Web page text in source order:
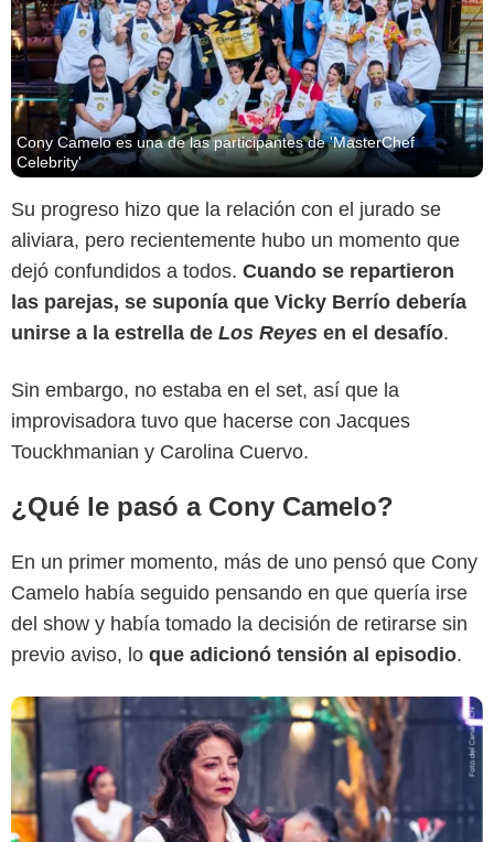
Cony Camelo es una de las participantes de 'MasterChef
Celebrity'
Su progreso hizo que la relación con el jurado se
aliviara, pero recientemente hubo un momento que
dejó confundidos a todos. Cuando se repartieron
las parejas, se suponía que Vicky Berrío debería
unirse a la estrella de Los Reyes en el desafío.
Sin embargo, no estaba en el set, así que la
improvisadora tuvo que hacerse con Jacques
Touckhmanian y Carolina Cuervo.
¿Qué le pasó a Cony Camelo?
En un primer momento, más de uno pensó que Cony
Camelo había seguido pensando en que quería irse
del show y había tomado la decisión de retirarse sin
previo aviso, lo que adicionó tensión al episodio.